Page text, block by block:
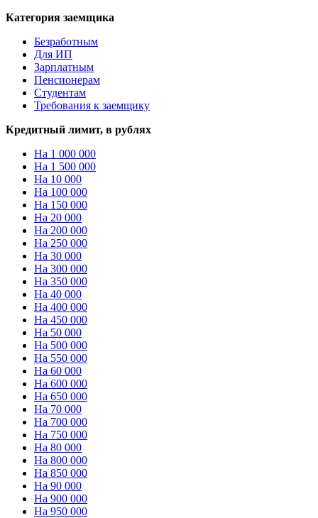
Категория заемщика
Безработным
Для ИП
Зарплатным
Пенсионерам
Студентам
Требования к заемщику
Кредитный лимит, в рублях
На 1 000 000
На 1 500 000
На 10 000
На 100 000
На 150 000
На 20 000
На 200 000
На 250 000
На 30 000
На 300 000
На 350 000
На 40 000
На 400 000
На 450 000
На 50 000
На 500 000
На 550 000
На 60 000
На 600 000
На 650 000
На 70 000
На 700 000
На 750 000
На 80 000
На 800 000
На 850 000
На 90 000
На 900 000
На 950 000